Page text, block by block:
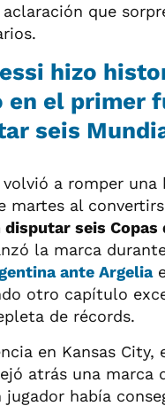
aclaración que
hizo
en el primer
seis
volvió a romper una
martes al
seis Copas
la marca
ante Argelia
otro capítulo
de récords.
en Kansas City,
atrás una marca
jugador había